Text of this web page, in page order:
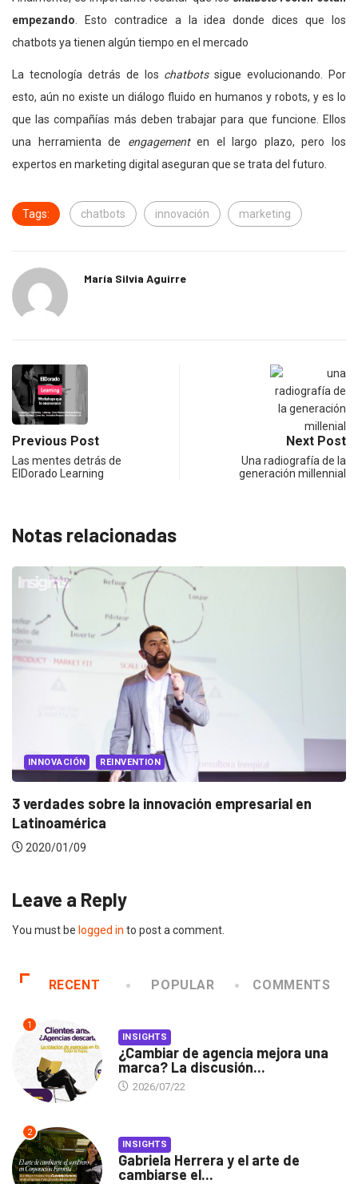
empezando . Esto contradice a la idea donde dices que los
chatbots ya tienen algún tiempo en el mercado
La tecnología detrás de los chatbotssigue evolucionando. Por
esto, aún no existe un diálogo fluido en humanos y robots, y es lo
que las compañías más deben trabajar para que funcione. Ellos
una herramienta de engagementen el largo plazo, pero los
expertos en marketing digital aseguran que se trata del futuro.
Tags: chatbots innovación marketing
María Silvia Aguirre
Previous Post
Las mentes detrás de
ElDorado Learning
Next Post
Una radiografía de la
generación millennial
Notas relacionadas
INNOVACIÓN REINVENTION
3 verdades sobre la innovación empresarial en
Latinoamérica
2020/01/09
Leave a Reply
You must be logged in to post a comment.
RECENT POPULAR COMMENTS
1
INSIGHTS
¿Cambiar de agencia mejora una
marca? La discusión...
2026/07/22
2
INSIGHTS
Gabriela Herrera y el arte de
cambiarse el...